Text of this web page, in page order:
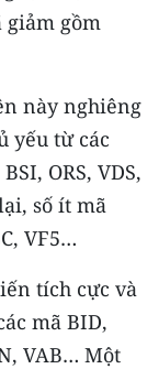
giảm gồm
này nghiêng
yếu từ các
ORS, VDS,
số ít mã
VF5…
tích cực và
mã BID,
VAB… Một